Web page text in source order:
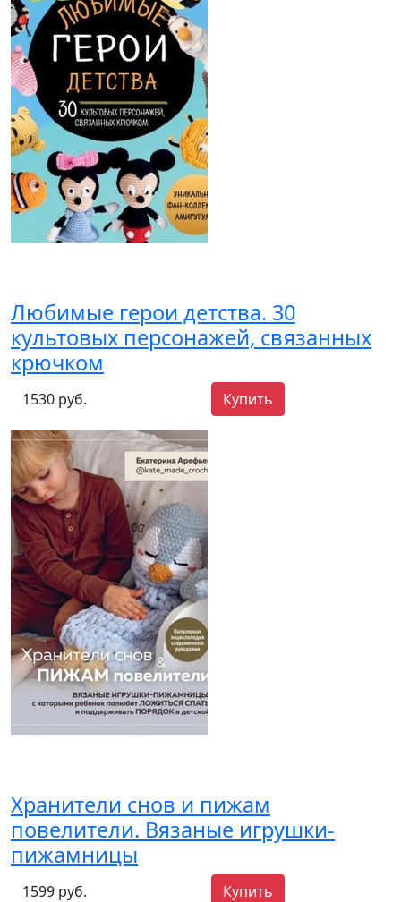
Любимые герои детства. 30
культовых персонажей, связанных
крючком
1530 руб. Купить
Хранители снов и пижам
повелители. Вязаные игрушки-
пижамницы
1599 руб. Купить